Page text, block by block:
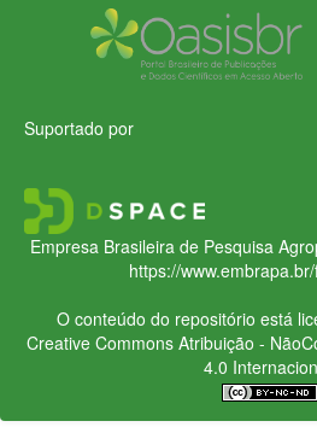
Suportado por
Empresa Brasileira de Pesquisa
https://
O conteúdo do repositório está
Creative CommonsAtribuição -
4.0